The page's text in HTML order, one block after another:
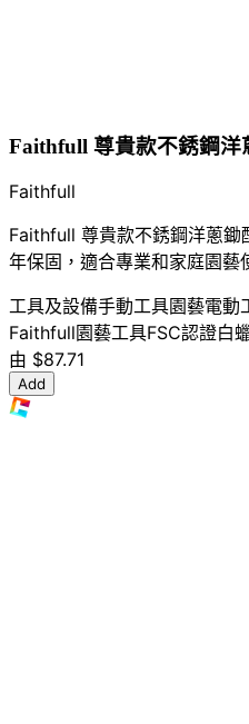
Faithfull 尊貴款不銹鋼洋
Faithfull
Faithfull 尊貴款不銹鋼洋蔥鋤
年保固，適合專業和家庭園藝
工具及設備手動工具園藝電動
Faithfull園藝工具FSC認證白
由 $87.71
Add